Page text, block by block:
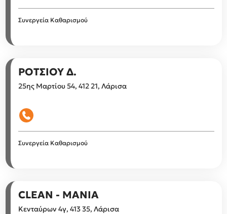
Συνεργεία Καθαρισμού
ΡΟΤΣΙΟΥ Δ.
25ης Μαρτίου 54, 412 21, Λάρισα
Συνεργεία Καθαρισμού
CLEAN - MANIA
Κενταύρων 4γ, 413 35, Λάρισα